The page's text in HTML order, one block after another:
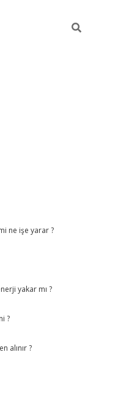
ne işe yarar ?
yakar mı ?
?
alınır ?